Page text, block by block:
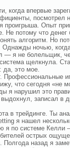
когда впервые
посмотрел
проигрыша. Опыт
Не потому что
алгоритм. Но
ночью,
— я не болельщик,
щелкнула.
да, это мое.
Профессиональные
что сегодня «не
я нарушил это
записал в
в трейдинге. Ты
я нашел
я по системе Келли
острых
назад я